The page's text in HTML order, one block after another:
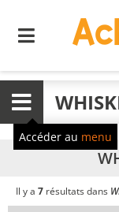
Menu
Menu
Accéder au menu
Il y a 7 résultats dans